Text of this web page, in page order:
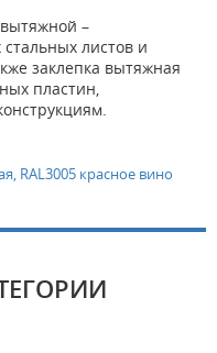
–
листов и
заклепка вытяжная
пластин,
RAL3005 красное вино